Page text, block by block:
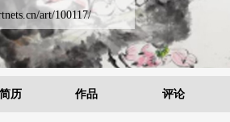
art/100117/
历 作品 评论